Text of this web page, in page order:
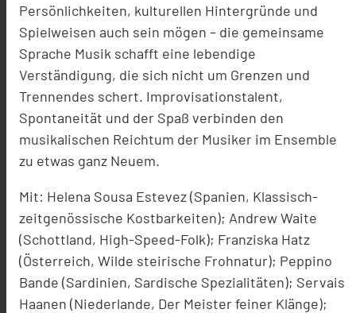
Persönlichkeiten, kulturellen Hintergründe und
Spielweisen auch sein mögen – die gemeinsame
Sprache Musik schafft eine lebendige
Verständigung, die sich nicht um Grenzen und
Trennendes schert. Improvisationstalent,
Spontaneität und der Spaß verbinden den
musikalischen Reichtum der Musiker im Ensemble
zu etwas ganz Neuem.
Mit: Helena Sousa Estevez (Spanien, Klassisch-
zeitgenössische Kostbarkeiten); Andrew Waite
(Schottland, High-Speed-Folk); Franziska Hatz
(Österreich, Wilde steirische Frohnatur); Peppino
Bande (Sardinien, Sardische Spezialitäten); Servais
Haanen (Niederlande, Der Meister feiner Klänge);